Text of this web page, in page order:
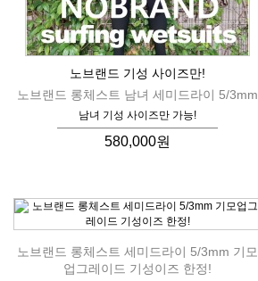
노브랜드 기성 사이즈만!
노브랜드 롱체스트 남녀 세미드라이 5/3mm
남녀 기성 사이즈만 가능!
580,000원
노브랜드 롱체스트 세미드라이 5/3mm 기모
업그레이드 기성이즈 한정!